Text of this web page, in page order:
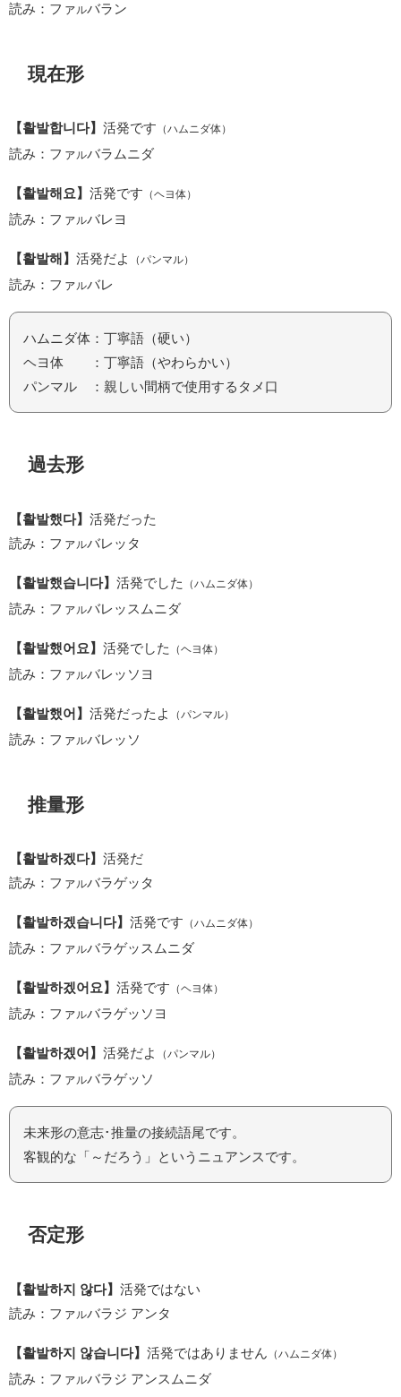
読み：ファ ルバラン
現在形
【활발합니다】 活発です （ハムニダ体）
読み：ファ ルバラムニダ
【활발해요】 活発です （ヘヨ体）
読み：ファ ルバレヨ
【활발해】 活発だよ （パンマル）
読み：ファ ルバレ
ハムニダ体：丁寧語（硬い）
ヘヨ体 ：丁寧語（やわらかい）
パンマル ：親しい間柄で使用するタメ口
過去形
【활발했다】 活発だった
読み：ファ ルバレッタ
【활발했습니다】 活発でした （ハムニダ体）
読み：ファ ルバレッスムニダ
【활발했어요】 活発でした （ヘヨ体）
読み：ファ ルバレッソヨ
【활발했어】 活発だったよ （パンマル）
読み：ファ ルバレッソ
推量形
【활발하겠다】 活発だ
読み：ファ ルバラゲッタ
【활발하겠습니다】 活発です （ハムニダ体）
読み：ファ ルバラゲッスムニダ
【활발하겠어요】 活発です （ヘヨ体）
読み：ファ ルバラゲッソヨ
【활발하겠어】 活発だよ （パンマル）
読み：ファ ルバラゲッソ
未来形の意志･推量の接続語尾です。
客観的な「～だろう」というニュアンスです。
否定形
【활발하지 않다】 活発ではない
読み：ファ ルバラジ アンタ
【활발하지 않습니다】 活発ではありません （ハムニダ体）
読み：ファ ルバラジ アンスムニダ